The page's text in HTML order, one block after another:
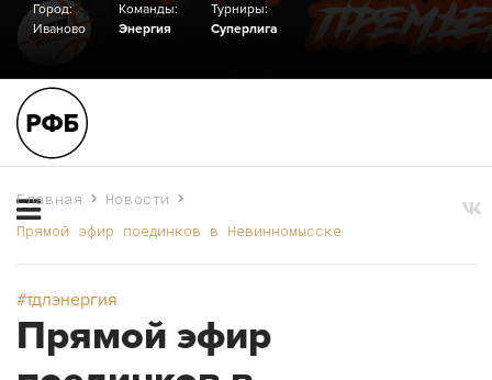
Город:
Иваново
Команды:
Энергия
Турниры:
Суперлига
Главная
Новости
Прямой эфир поединков в Невинномысске
#тдлэнергия
Прямой эфир